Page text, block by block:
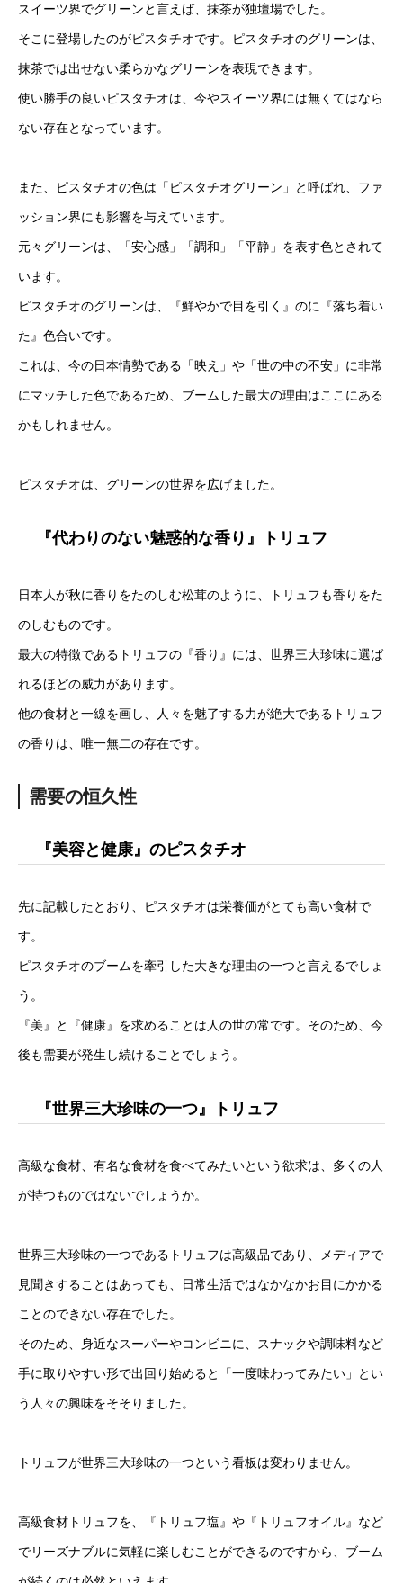
スイーツ界でグリーンと言えば、抹茶が独壇場でした。
そこに登場したのがピスタチオです。ピスタチオのグリーンは、
抹茶では出せない柔らかなグリーンを表現できます。
使い勝手の良いピスタチオは、今やスイーツ界には無くてはなら
ない存在となっています。
また、ピスタチオの色は「ピスタチオグリーン」と呼ばれ、ファ
ッション界にも影響を与えています。
元々グリーンは、「安心感」「調和」「平静」を表す色とされて
います。
ピスタチオのグリーンは、『鮮やかで目を引く』のに『落ち着い
た』色合いです。
これは、今の日本情勢である「映え」や「世の中の不安」に非常
にマッチした色であるため、ブームした最大の理由はここにある
かもしれません。
ピスタチオは、グリーンの世界を広げました。
『代わりのない魅惑的な香り』トリュフ
日本人が秋に香りをたのしむ松茸のように、トリュフも香りをた
のしむものです。
最大の特徴であるトリュフの『香り』には、世界三大珍味に選ば
れるほどの威力があります。
他の食材と一線を画し、人々を魅了する力が絶大であるトリュフ
の香りは、唯一無二の存在です。
需要の恒久性
『美容と健康』のピスタチオ
先に記載したとおり、ピスタチオは栄養価がとても高い食材で
す。
ピスタチオのブームを牽引した大きな理由の一つと言えるでしょ
う。
『美』と『健康』を求めることは人の世の常です。そのため、今
後も需要が発生し続けることでしょう。
『世界三大珍味の一つ』トリュフ
高級な食材、有名な食材を食べてみたいという欲求は、多くの人
が持つものではないでしょうか。
世界三大珍味の一つであるトリュフは高級品であり、メディアで
見聞きすることはあっても、日常生活ではなかなかお目にかかる
ことのできない存在でした。
そのため、身近なスーパーやコンビニに、スナックや調味料など
手に取りやすい形で出回り始めると「一度味わってみたい」とい
う人々の興味をそそりました。
トリュフが世界三大珍味の一つという看板は変わりません。
高級食材トリュフを、『トリュフ塩』や『トリュフオイル』など
でリーズナブルに気軽に楽しむことができるのですから、ブーム